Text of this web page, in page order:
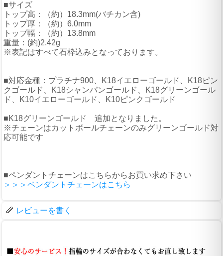
■サイズ
トップ高：（約）18.3mm(バチカン含)
トップ厚：（約）6.0mm
トップ幅：（約）13.8mm
重量：(約)2.42g
※表記はすべて石枠込みとなっております。
■対応金種：プラチナ900、K18イエローゴールド、K18ピン
クゴールド、K18シャンパンゴールド、K18グリーンゴール
ド、K10イエローゴールド、K10ピンクゴールド
■K18グリーンゴールド 追加となりました。
※チェーンはカットボールチェーンのみグリーンゴールド対
応可能です
■ペンダントチェーンはこちらからお買い求め下さい
＞＞＞ペンダントチェーンはこちら
レビューを書く